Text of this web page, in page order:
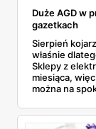
Duże AGD w
gazetkach
Sierpień
właśnie
Sklepy z
miesiąca,
można na
znalazłam, z